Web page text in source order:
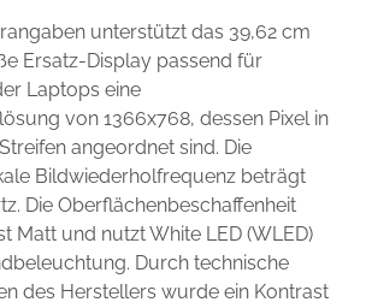
unterstützt das 39,62 cm
Ersatz-Display passend für
Laptops eine
von 1366x768, dessen Pixel in
angeordnet sind. Die
Bildwiederholfrequenz beträgt
Die Oberflächenbeschaffenheit
Matt und nutzt White LED (WLED)
Durch technische
des Herstellers wurde ein Kontrast